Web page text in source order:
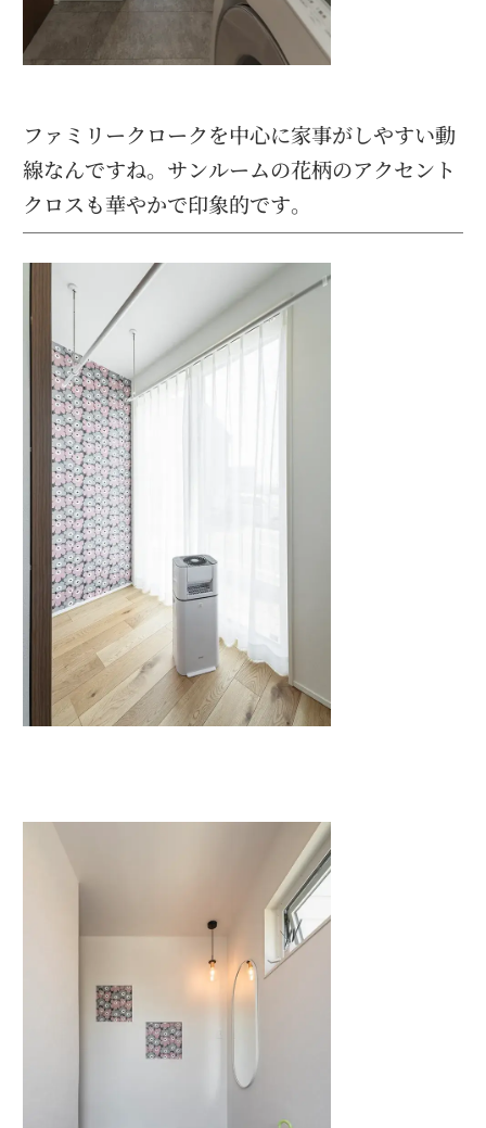
ファミリークロークを中心に家事がしやすい動
線なんですね。サンルームの花柄のアクセント
クロスも華やかで印象的です。